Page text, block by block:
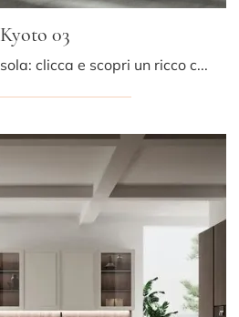
Kyoto 03
Cucine Moderne con isola: clicca e scopri un ricco catalogo di soluzioni dell'azienda Ar-due, tra cui il modello Kyoto 03.